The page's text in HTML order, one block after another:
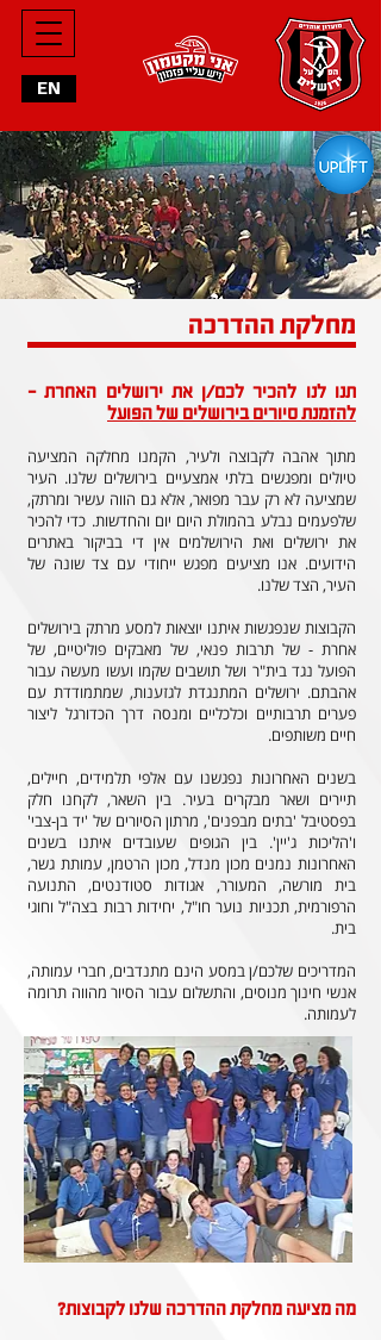
EN
מחלקת ההדרכה
תנו לנו להכיר לכם/ן את ירושלים האחרת -
להזמנת סיורים בירושלים של הפועל
מתוך אהבה לקבוצה ולעיר, הקמנו מחלקה המציעה
טיולים ומפגשים בלתי אמצעיים בירושלים שלנו. העיר
שמציעה לא רק עבר מפואר, אלא גם הווה עשיר ומרתק,
שלפעמים נבלע בהמולת היום יום והחדשות. כדי להכיר
את ירושלים ואת הירושלמים אין די בביקור באתרים
הידועים. אנו מציעים מפגש ייחודי עם צד שונה של
העיר, הצד שלנו.
הקבוצות שנפגשות איתנו יוצאות למסע מרתק בירושלים
אחרת - של תרבות פנאי, של מאבקים פוליטיים, של
הפועל נגד בית"ר ושל תושבים שקמו ועשו מעשה עבור
אהבתם. ירושלים המתנגדת לגזענות, שמתמודדת עם
פערים תרבותיים וכלכליים ומנסה דרך הכדורגל ליצור
חיים משותפים.
בשנים האחרונות נפגשנו עם אלפי תלמידים, חיילים,
תיירים ושאר מבקרים בעיר. בין השאר, לקחנו חלק
בפסטיבל 'בתים מבפנים', מרתון הסיורים של 'יד בן-צבי'
ו'הליכות ג'יין'. בין הגופים שעובדים איתנו בשנים
האחרונות נמנים מכון מנדל, מכון הרטמן, עמותת גשר,
בית מורשה, המעורר, אגודות סטודנטים, התנועה
הרפורמית, תכניות נוער חו"ל, יחידות רבות בצה"ל וחוגי
בית.
המדריכים שלכם/ן במסע הינם מתנדבים, חברי עמותה,
אנשי חינוך מנוסים, והתשלום עבור הסיור מהווה תרומה
לעמותה.
מה מציעה מחלקת ההדרכה שלנו לקבוצות?